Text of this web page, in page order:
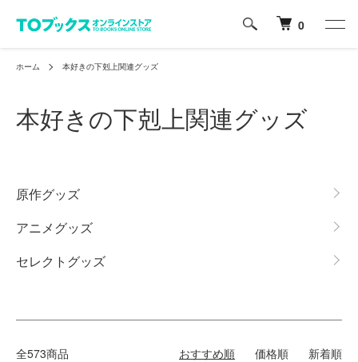
0
ホーム 本好きの下剋上関連グッズ
本好きの下剋上関連グッズ
原作グッズ
アニメグッズ
セレクトグッズ
全573商品 おすすめ順 価格順 新着順